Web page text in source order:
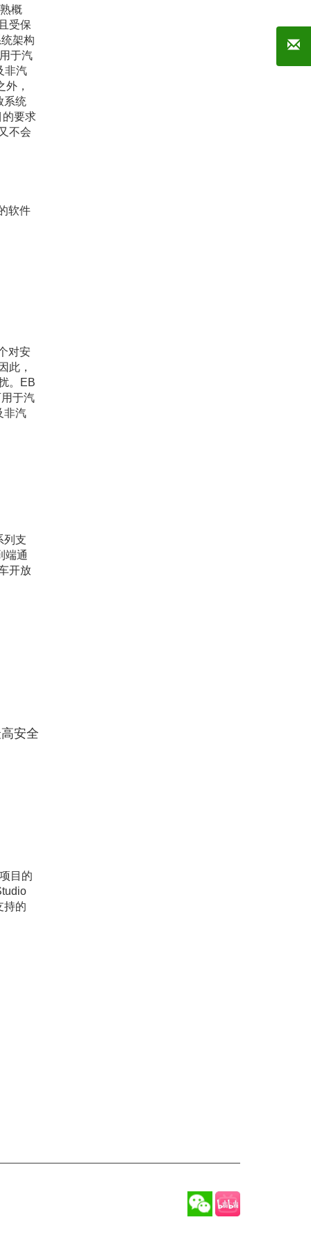
概
受保
架构
于汽
非汽
，
系统
的要求
不会
软件
对安
此，
。EB
于汽
非汽
列支
端通
开放
安全
目的
持的